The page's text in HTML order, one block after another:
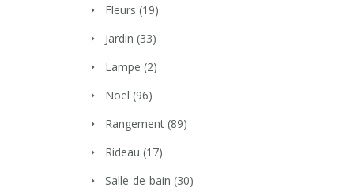
Fleurs (19)
Jardin (33)
Lampe (2)
Noël (96)
Rangement (89)
Rideau (17)
Salle-de-bain (30)